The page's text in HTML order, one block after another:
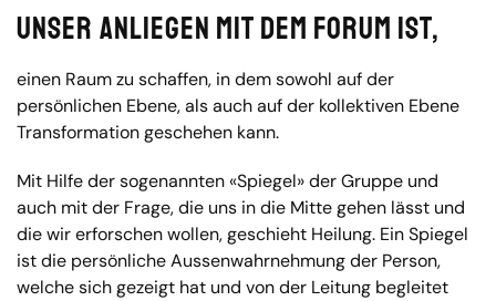
Unser Anliegen mit dem Forum ist,
einen Raum zu schaffen, in dem sowohl auf der
persönlichen Ebene, als auch auf der kollektiven Ebene
Transformation geschehen kann.
Mit Hilfe der sogenannten «Spiegel» der Gruppe und
auch mit der Frage, die uns in die Mitte gehen lässt und
die wir erforschen wollen, geschieht Heilung. Ein Spiegel
ist die persönliche Aussenwahrnehmung der Person,
welche sich gezeigt hat und von der Leitung begleitet